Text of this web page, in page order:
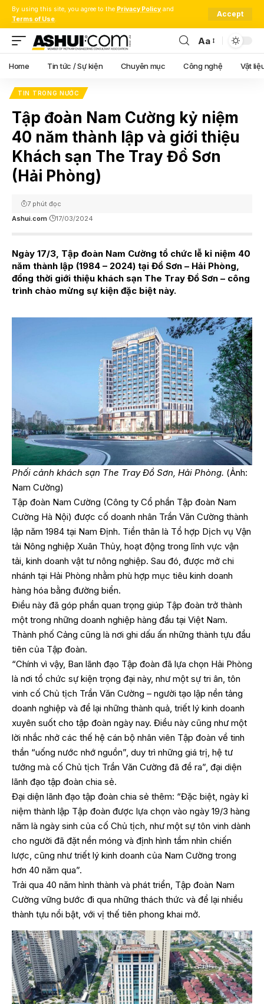
By using this site, you agree to the Privacy Policy and
Terms of Use.
Accept
Font
Resizer
Aa
Home Tin tức / Sự kiện Chuyên mục Công nghệ Vật
TIN TRONG NƯỚC
Tập đoàn Nam Cường kỷ niệm
40 năm thành lập và giới thiệu
Khách sạn The Tray Đồ Sơn
(Hải Phòng)
Ashui.com 17/03/2024
7 phút đọc
Ngày 17/3, Tập đoàn Nam Cường tổ chức lễ kỉ niệm 40
năm thành lập (1984 – 2024) tại Đồ Sơn – Hải Phòng,
đồng thời giới thiệu khách sạn The Tray Đồ Sơn – công
trình chào mừng sự kiện đặc biệt này.
Phối cảnh khách sạn The Tray Đồ Sơn, Hải Phòng. (Ảnh:
Nam Cường)
Tập đoàn Nam Cường (Công ty Cổ phần Tập đoàn Nam
Cường Hà Nội) được cố doanh nhân Trần Văn Cường thành
lập năm 1984 tại Nam Định. Tiền thân là Tổ hợp Dịch vụ Vận
tải Nông nghiệp Xuân Thủy, hoạt động trong lĩnh vực vận
tải, kinh doanh vật tư nông nghiệp. Sau đó, được mở chi
nhánh tại Hải Phòng nhằm phù hợp mục tiêu kinh doanh
hàng hóa bằng đường biển.
Điều này đã góp phần quan trọng giúp Tập đoàn trở thành
một trong những doanh nghiệp hàng đầu tại Việt Nam.
Thành phố Cảng cũng là nơi ghi dấu ấn những thành tựu đầu
tiên của Tập đoàn.
“Chính vì vậy, Ban lãnh đạo Tập đoàn đã lựa chọn Hải Phòng
là nơi tổ chức sự kiện trọng đại này, như một sự tri ân, tôn
vinh cố Chủ tịch Trần Văn Cường – người tạo lập nền tảng
doanh nghiệp và để lại những thành quả, triết lý kinh doanh
xuyên suốt cho tập đoàn ngày nay. Điều này cũng như một
lời nhắc nhở các thế hệ cán bộ nhân viên Tập đoàn về tinh
thần “uống nước nhớ nguồn”, duy trì những giá trị, hệ tư
tưởng mà cố Chủ tịch Trần Văn Cường đã đề ra”, đại diện
lãnh đạo tập đoàn chia sẻ.
Đại diện lãnh đạo tập đoàn chia sẻ thêm: “Đặc biệt, ngày kỉ
niệm thành lập Tập đoàn được lựa chọn vào ngày 19/3 hàng
năm là ngày sinh của cố Chủ tịch, như một sự tôn vinh dành
cho người đã đặt nền móng và định hình tầm nhìn chiến
lược, cũng như triết lý kinh doanh của Nam Cường trong
hơn 40 năm qua”.
Trải qua 40 năm hình thành và phát triển, Tập đoàn Nam
Cường vững bước đi qua những thách thức và để lại nhiều
thành tựu nổi bật, với vị thế tiên phong khai mở.